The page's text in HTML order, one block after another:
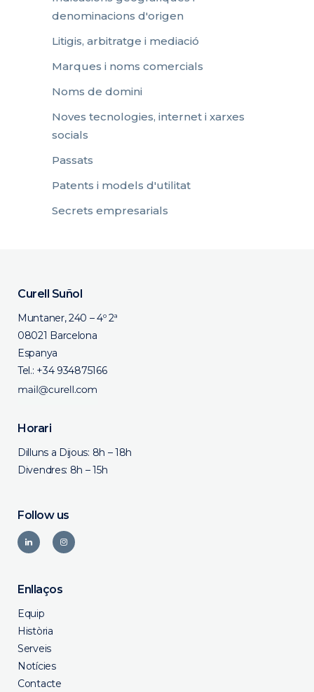
denominacions d'origen
Litigis, arbitratge i mediació
Marques i noms comercials
Noms de domini
Noves tecnologies, internet i xarxes
socials
Passats
Patents i models d'utilitat
Secrets empresarials
Curell Suñol
Muntaner, 240 – 4º 2ª
08021 Barcelona
Espanya
Tel.: +34 934875166
Horari
Dilluns a Dijous: 8h – 18h
Divendres: 8h – 15h
Follow us
Enllaços
Equip
Història
Serveis
Notícies
Contacte